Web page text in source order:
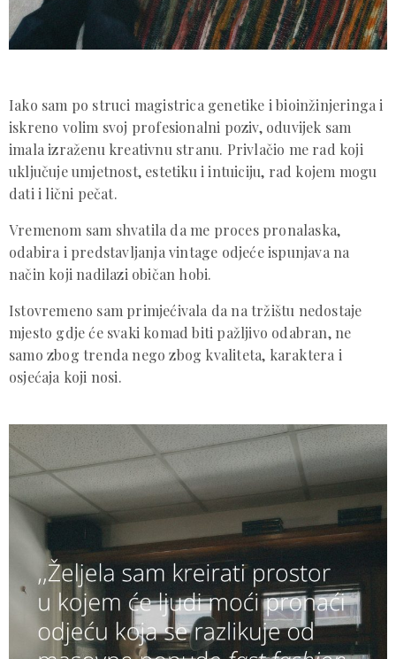
Iako sam po struci magistrica genetike i bioinžinjeringa i
iskreno volim svoj profesionalni poziv, oduvijek sam
imala izraženu kreativnu stranu. Privlačio me rad koji
uključuje umjetnost, estetiku i intuiciju, rad kojem mogu
dati i lični pečat.
Vremenom sam shvatila da me proces pronalaska,
odabira i predstavljanja vintage odjeće ispunjava na
način koji nadilazi običan hobi.
Istovremeno sam primjećivala da na tržištu nedostaje
mjesto gdje će svaki komad biti pažljivo odabran, ne
samo zbog trenda nego zbog kvaliteta, karaktera i
osjećaja koji nosi.